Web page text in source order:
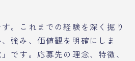
。これまでの経験を深く掘り
強み、価値観を明確にしま
です。応募先の理念、特徴、